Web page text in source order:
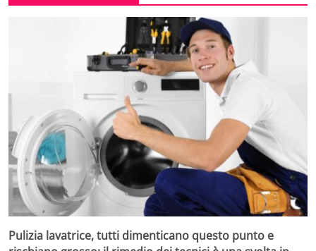
Pulizia lavatrice, tutti dimenticano questo punto e